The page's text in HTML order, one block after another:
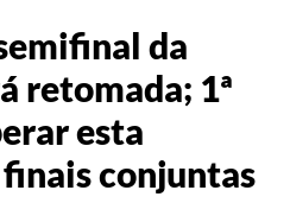
da
retomada; 1ª
esta
conjuntas